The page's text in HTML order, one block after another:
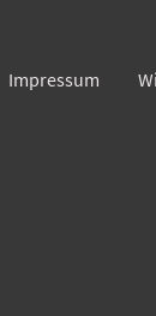
Impressum